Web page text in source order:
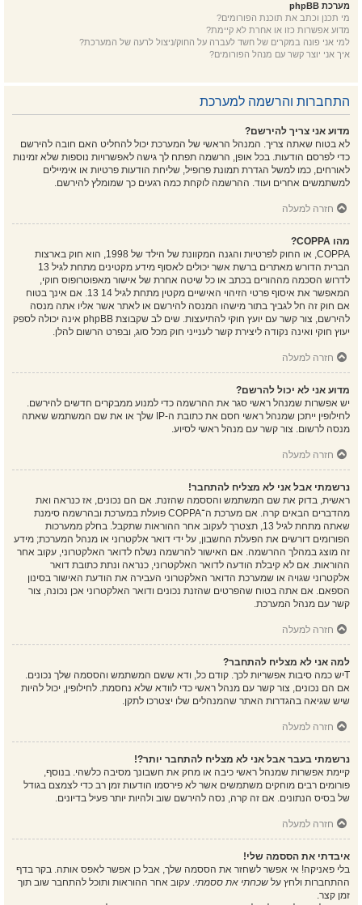
מערכת phpBB
מי תכנן וכתב את תוכנת הפורומים?
מדוע אפשרות כזו או אחרת לא קיימת?
למי אני פונה במקרים של חשד לעברה על החוק/ניצול לרעה של המערכת?
איך אני יוצר קשר עם מנהל הפורומים?
התחברות והרשמה למערכת
מדוע אני צריך להירשם?
לא בטוח שאתה צריך. המנהל הראשי של המערכת יכול להחליט האם חובה להירשם
כדי לפרסם הודעות. בכל אופן, הרשמה תפתח לך גישה לאפשרויות נוספות שלא זמינות
לאורחים, כמו למשל הגדרת תמונת פרופיל, שליחת הודעות פרטיות או אימיילים
למשתמשים אחרים ועוד. ההרשמה לוקחת כמה רגעים כך שמומלץ להירשם.
חזרה למעלה
מהו COPPA?
COPPA, או החוק לפרטיות והגנה המקוונת של הילד של 1998, הוא חוק בארצות
הברית הדורש מאתרים ברשת אשר יכולים לאסוף מידע מקטינים מתחת לגיל 13
לדרוש הסכמה מההורים בכתב או כל שיטה אחרת של אישור מאפוטרופוס חוקי,
המאפשר את איסוף פרטי הזיהוי האישיים מקטין מתחת לגיל 14 13. אם אינך בטוח
אם חוק זה חל לגביך בתור מישהו המנסה להירשם או לאתר אשר אליו אתה מנסה
להירשם, צור קשר עם יועץ חוקי להתיעצות. שים לב שקבוצת phpBB אינה יכולה לספק
יעוץ חוקי ואינה נקודה ליצירת קשר לענייני חוק מכל סוג, ובפרט הרשום להלן.
חזרה למעלה
מדוע אני לא יכול להרשם?
יש אפשרות שמנהל ראשי סגר את ההרשמה כדי למנוע ממבקרים חדשים להירשם.
לחילופין ייתכן שמנהל ראשי חסם את כתובת ה-IP שלך או את שם המשתמש שאתה
מנסה לרשום. צור קשר עם מנהל ראשי לסיוע.
חזרה למעלה
נרשמתי אבל אני לא מצליח להתחבר!
ראשית, בדוק את שם המשתמש והססמה שהזנת. אם הם נכונים, אז כנראה ואת
מהדברים הבאים קרה. אם מערכת ה־COPPA פועלת במערכת ובהרשמה סימנת
שאתה מתחת לגיל 13, תצטרך לעקוב אחר ההוראות שתקבל. בחלק ממערכות
הפורומים דורשים את הפעלת החשבון, על ידי דואר אלקטרוני או מנהל המערכת; מידע
זה מוצג במהלך ההרשמה. אם האישור להרשמה נשלח לדואר האלקטרוני, עקוב אחר
ההוראות. אם לא קיבלת הודעה לדואר האלקטרוני, כנראה ונתת כתובת דואר
אלקטרוני שגויה או שמערכת הדואר האלקטרוני העבירה את הודעת האישור בסינון
הספאם. אם אתה בטוח שהפרטים שהזנת נכונים ודואר האלקטרוני אכן נכונה, צור
קשר עם מנהל המערכת.
חזרה למעלה
למה אני לא מצליח להתחבר?
Tיש כמה סיבות אפשריות לכך. קודם כל, ודא ששם המשתמש והססמה שלך נכונים.
אם הם נכונים, צור קשר עם מנהל ראשי כדי לוודא שלא נחסמת. לחילופין, יכול להיות
שיש שגיאה בהגדרות האתר שהמנהלים שלו יצטרכו לתקן.
חזרה למעלה
נרשמתי בעבר אבל אני לא מצליח להתחבר יותר?!
קיימת אפשרות שמנהל ראשי כיבה או מחק את חשבונך מסיבה כלשהי. בנוסף,
פורומים רבים מוחקים משתמשים אשר לא פירסמו הודעות זמן רב כדי לצמצם בגודל
של בסיס הנתונים. אם זה קרה, נסה להירשם שוב ולהיות יותר פעיל בדיונים.
חזרה למעלה
איבדתי את הססמה שלי!
בלי פאניקה! אי אפשר לשחזר את הססמה שלך, אבל כן אפשר לאפס אותה. בקר בדף
ההתחברות ולחץ על שכחתי את ססמתי. עקוב אחר ההוראות ותוכל להתחבר שוב תוך
זמן קצר.